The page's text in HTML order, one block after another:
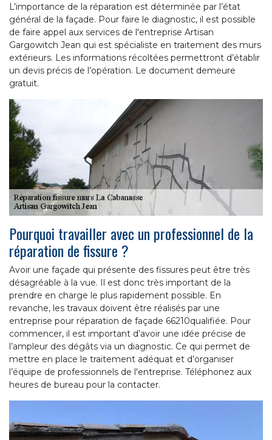
L’importance de la réparation est déterminée par l’état
général de la façade. Pour faire le diagnostic, il est possible
de faire appel aux services de l'entreprise Artisan
Gargowitch Jean qui est spécialiste en traitement des murs
extérieurs. Les informations récoltées permettront d’établir
un devis précis de l’opération. Le document demeure
gratuit.
Pourquoi travailler avec un professionnel de la
réparation de fissure ?
Avoir une façade qui présente des fissures peut être très
désagréable à la vue. Il est donc très important de la
prendre en charge le plus rapidement possible. En
revanche, les travaux doivent être réalisés par une
entreprise pour réparation de façade 66210qualifiée. Pour
commencer, il est important d’avoir une idée précise de
l’ampleur des dégâts via un diagnostic. Ce qui permet de
mettre en place le traitement adéquat et d’organiser
l’équipe de professionnels de l'entreprise. Téléphonez aux
heures de bureau pour la contacter.